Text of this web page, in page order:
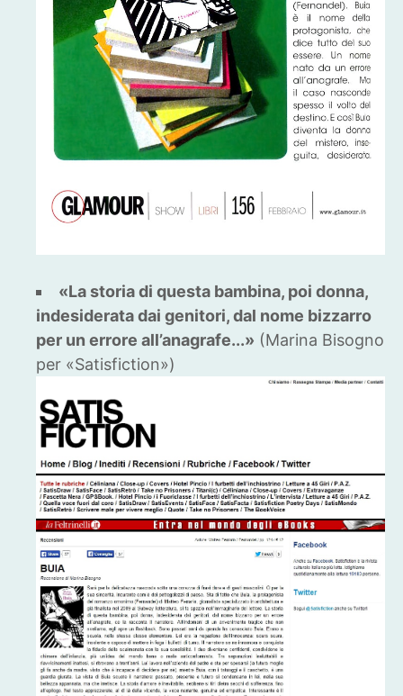
«La storia di questa bambina, poi donna,
indesiderata dai genitori, dal nome bizzarro
per un errore all’anagrafe...» (Marina Bisogno
per «Satisfiction»)